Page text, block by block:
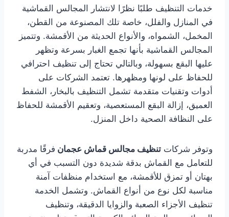
خدمات التنظيف طلبًا نظرًا لانتشار المجالس القماشية
في المنازل والفلل، خاصة تلك المصنوعة من القطن،
المخمل، الشمواه، والأنواع الحديثة من الأقمشة. وتتميز
المجالس القماشية بأنها تجمع الغبار بسرعة وتظهر
عليها البقع بسهولة، وبالتالي تحتاج إلى تنظيف احترافي
للحفاظ على لونها ومظهرها. تعتمد الشركات على
أدوات وتقنيات متقدمة تشمل التنظيف بالبخار، الشفط
العميق، إزالة البقع المستعصية، وتعقيم الأقمشة للحفاظ
على النظافة الصحية داخل المنزل.
وتوفر شركات تنظيف مجالس قماش عجمان فرقًا مدربة
للتعامل مع القماش بدقة شديدة دون التسبب في أي
بهتان أو تمزق للأقمشة، مع استخدام منظفات آمنة
مناسبة لكل نوع من أنواع القماش. وتشمل الخدمة
تنظيف الأجزاء الصعبة والزوايا الدقيقة، وتنظيف